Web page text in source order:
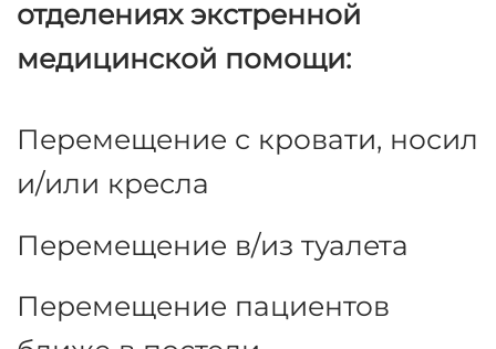
экстренной медицинской
помощи часто требуют
занимают значительную часть
времени и энергии персонала.
подвижные задачи в